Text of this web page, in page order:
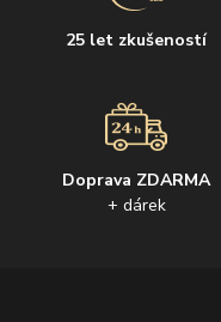
25 let zkušeností
Doprava ZDARMA
+ dárek